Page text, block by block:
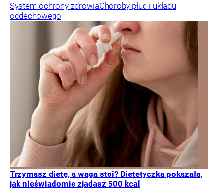
System ochrony zdrowiaChoroby płuc i układu
oddechowego
Trzymasz dietę, a waga stoi? Dietetyczka pokazała,
jak nieświadomie zjadasz 500 kcal